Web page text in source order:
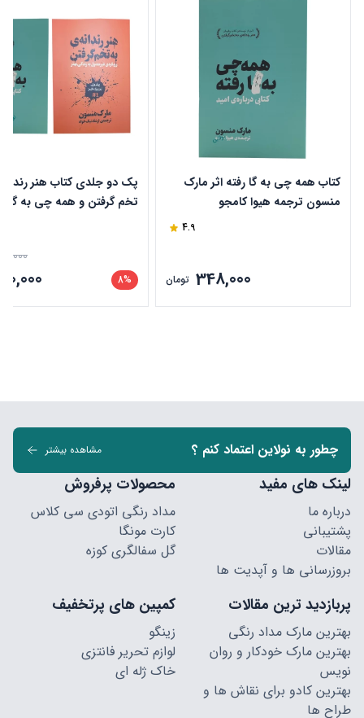
کتاب همه چی به گا رفته اثر مارک
منسون ترجمه هیوا کامجو
4.9
348,000 تومان
پک دو جلدی کتاب هنر
تخم گرفتن و همه چی به گا
8%
چطور به نولاین اعتماد کنم ؟ مشاهده بیشتر
لینک های مفید
درباره ما
پشتیبانی
مقالات
بروزرسانی ها و آپدیت ها
محصولات پرفروش
مداد رنگی اتودی سی کلاس
کارت مونگا
گل سفالگری کوزه
پربازدید ترین مقالات
بهترین مارک مداد رنگی
بهترین مارک خودکار و روان
نویس
بهترین کادو برای نقاش ها و
طراح ها
کمپین های پرتخفیف
زینگو
لوازم تحریر فانتزی
خاک ژله ای